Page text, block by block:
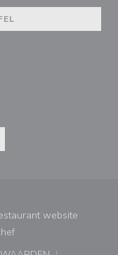
in een nieuw
((opent in een
website
((opent in een nieuw